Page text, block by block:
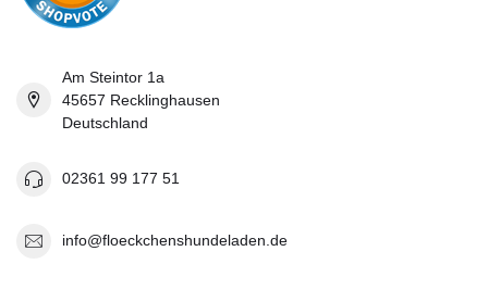
Am Steintor 1a
45657 Recklinghausen
Deutschland
02361 99 177 51
info@floeckchenshundeladen.de